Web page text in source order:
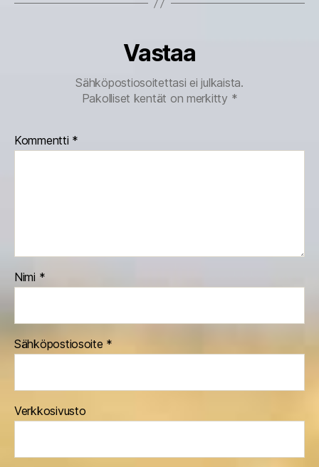
Vastaa
Sähköpostiosoitettasi ei julkaista.
Pakolliset kentät on merkitty *
Kommentti *
Nimi *
Sähköpostiosoite *
Verkkosivusto